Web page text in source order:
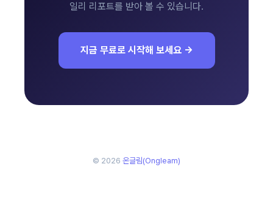
일리 리포트를 받아 볼 수 있습니다.
지금 무료로 시작해 보세요 →
© 2026 온글림(Ongleam)